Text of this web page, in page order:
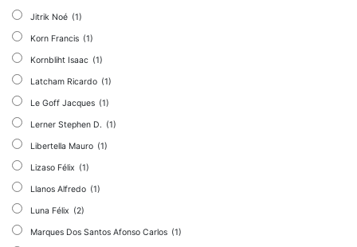
Jitrik Noé (1)
Korn Francis (1)
Kornbliht Isaac (1)
Latcham Ricardo (1)
Le Goff Jacques (1)
Lerner Stephen D. (1)
Libertella Mauro (1)
Lizaso Félix (1)
Llanos Alfredo (1)
Luna Félix (2)
Marques Dos Santos Afonso Carlos (1)